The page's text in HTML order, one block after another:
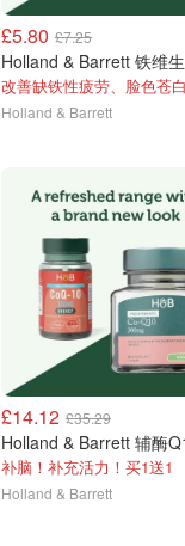
£5.80 £7.25
Holland & Barrett
£14.12 £35.29
补脑！补充活力！买1送1
Holland & Barrett